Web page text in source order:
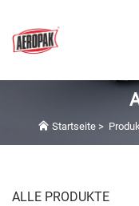
Startseite>
ALLE PRODUKTE